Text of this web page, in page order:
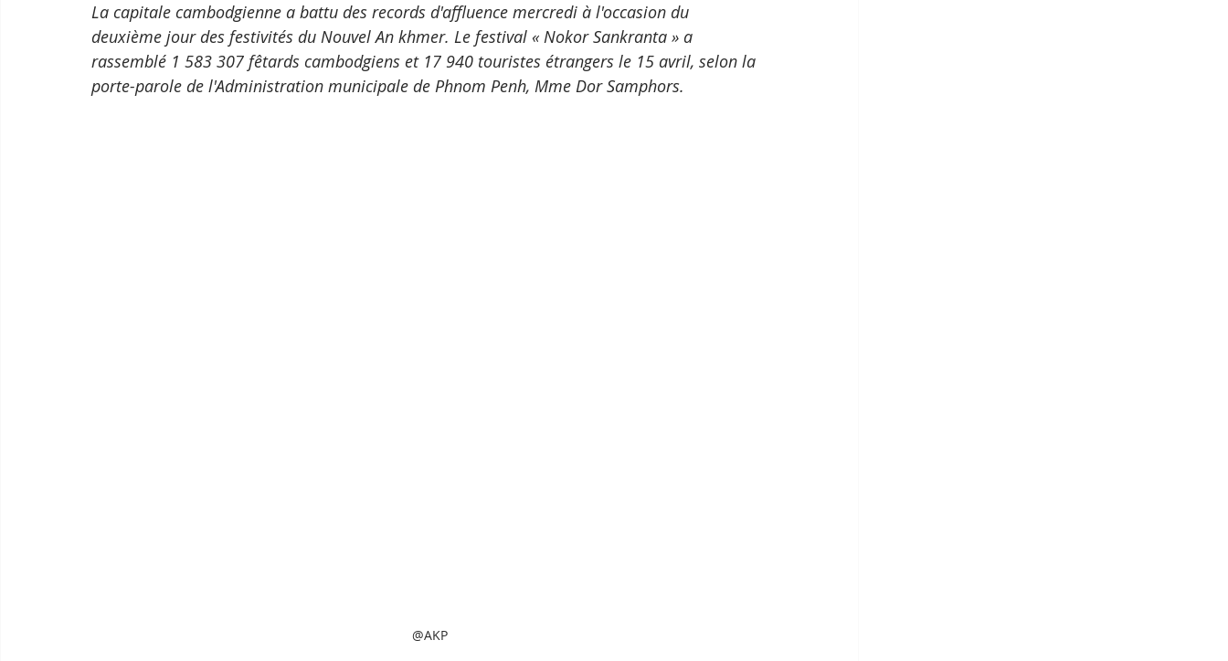
La capitale cambodgienne a battu des records d'affluence mercredi à l'occasion du
deuxième jour des festivités du Nouvel An khmer. Le festival « Nokor Sankranta » a
rassemblé 1 583 307 fêtards cambodgiens et 17 940 touristes étrangers le 15 avril, selon la
porte-parole de l'Administration municipale de Phnom Penh, Mme Dor Samphors.
@AKP